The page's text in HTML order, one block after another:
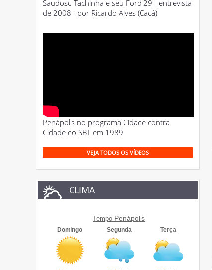
Saudoso Tachinha e seu Ford 29 - entrevista
de 2008 - por Ricardo Alves (Cacá)
Penápolis no programa Cidade contra
Cidade do SBT em 1989
VEJA TODOS OS VÍDEOS
CLIMA
Tempo Penápolis